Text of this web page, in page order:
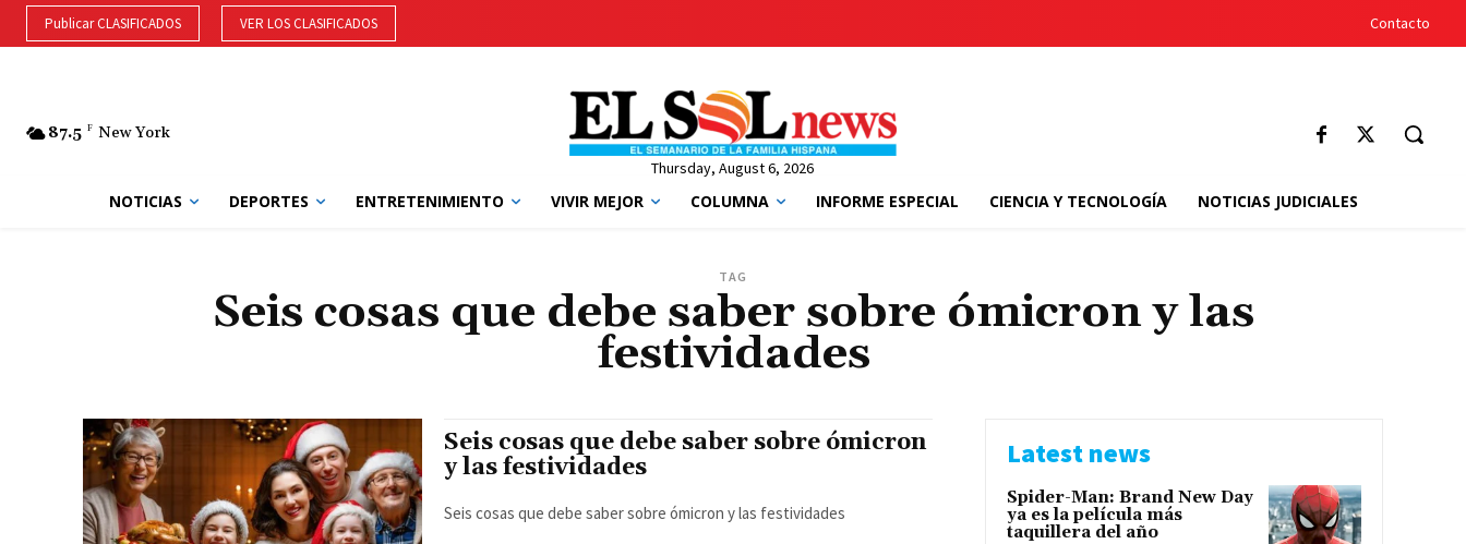
Publicar CLASIFICADOS VER LOS CLASIFICADOS Contacto
87.5 F New York
Thursday, August 6, 2026
NOTICIAS DEPORTES ENTRETENIMIENTO VIVIR MEJOR COLUMNA INFORME ESPECIAL CIENCIA Y TECNOLOGÍA NOTICIAS JUDICIALES
TAG
Seis cosas que debe saber sobre ómicron y las
festividades
Seis cosas que debe saber sobre ómicron
y las festividades
Seis cosas que debe saber sobre ómicron y las festividades
Latest news
Spider-Man: Brand New Day
ya es la película más
taquillera del año